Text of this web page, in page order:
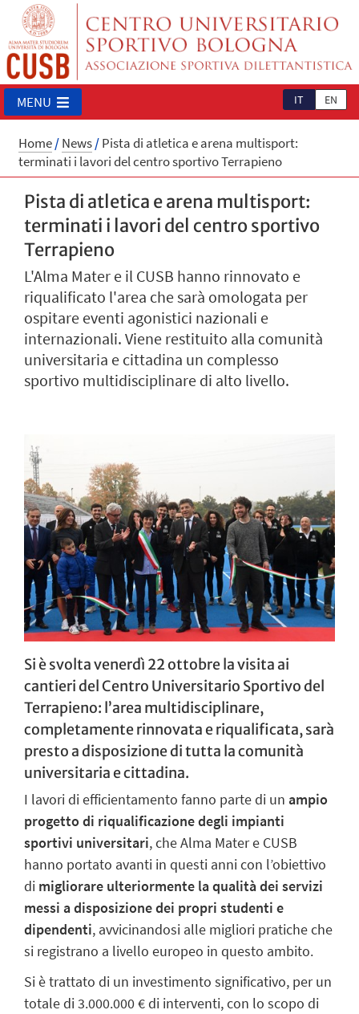
IT EN
MENU
Home/News/Pista di atletica e arena multisport:
terminati i lavori del centro sportivo Terrapieno
Pista di atletica e arena multisport:
terminati i lavori del centro sportivo
Terrapieno
L'Alma Mater e il CUSB hanno rinnovato e
riqualificato l'area che sarà omologata per
ospitare eventi agonistici nazionali e
internazionali. Viene restituito alla comunità
universitaria e cittadina un complesso
sportivo multidisciplinare di alto livello.
Si è svolta venerdì 22 ottobre la visita ai
cantieri del Centro Universitario Sportivo del
Terrapieno: l’area multidisciplinare,
completamente rinnovata e riqualificata, sarà
presto a disposizione di tutta la comunità
universitaria e cittadina.
I lavori di efficientamento fanno parte di un ampio
progetto di riqualificazione degli impianti
sportivi universitari, che Alma Mater e CUSB
hanno portato avanti in questi anni con l’obiettivo
di migliorare ulteriormente la qualità dei servizi
messi a disposizione dei propri studenti e
dipendenti, avvicinandosi alle migliori pratiche che
si registrano a livello europeo in questo ambito.
Si è trattato di un investimento significativo, per un
totale di 3.000.000 € di interventi, con lo scopo di